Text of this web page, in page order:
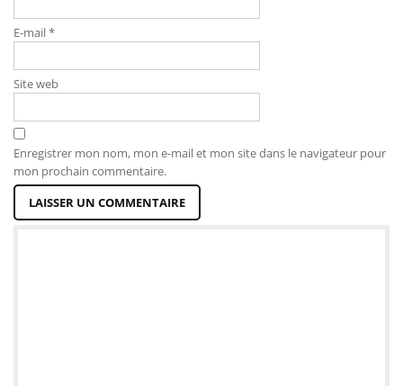
E-mail*
Site web
Enregistrer mon nom, mon e-mail et mon site dans le navigateur pour
mon prochain commentaire.